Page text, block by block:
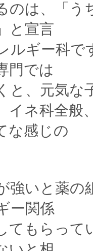
のは、「う
と宣言
ルギー科
門では
と、元気な
イネ科全般
な感じの
強いと薬の
ー関係
てもらって